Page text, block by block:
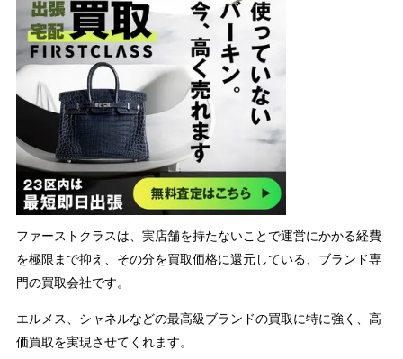
ファーストクラスは、実店舗を持たないことで運営にかかる経費
を極限まで抑え、その分を買取価格に還元している、ブランド専
門の買取会社です。
エルメス、シャネルなどの最高級ブランドの買取に特に強く、高
価買取を実現させてくれます。